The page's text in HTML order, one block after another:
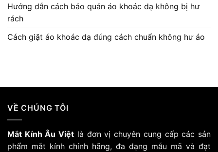
Hướng dẫn cách bảo quản áo khoác dạ không bị hư
rách
Cách giặt áo khoác dạ đúng cách chuẩn không hư áo
VỀ CHÚNG TÔI
Mắt Kính Âu Việt là đơn vị chuyên cung cấp các sản
phẩm mắt kính chính hãng, đa dạng mẫu mã và đạt